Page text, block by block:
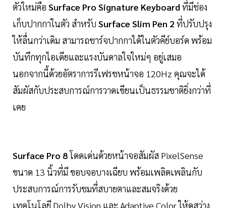
ตัวใหม่คือ Surface Pro Signature Keyboard ที่มีช่อง
เก็บปากกาในตัว สำหรับ Surface Slim Pen 2 ที่ปรับปรุง
ให้ลื่นกว่าเดิม สามารถชาร์จปากกาได้ในตัวคีย์บอร์ด พร้อม
บันทึกทุกไอเดียและแรงบันดาลใจใหม่ๆ อยู่เสมอ
นอกจากนี้ด้วยอัตราการรีเฟรชหน้าจอ 120Hz คุณจะได้
สัมผัสกับประสบการณ์การวาดเขียนเป็นธรรมชาติยิ่งกว่าที่
เคย
Surface Pro 8โดดเด่นด้วยหน้าจอสัมผัส PixelSense
ขนาด 13 นิ้วที่มี ขอบจอบางเฉียบ พร้อมเพลิดเพลินกับ
ประสบการณ์การรับชมที่สบายตาและสมจริงด้วย
เทคโนโลยี Dolby Vision และ Adaptive Color ให้ดูสว่าง